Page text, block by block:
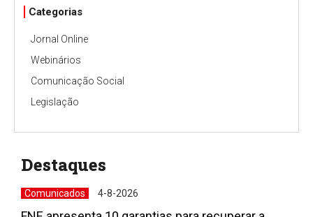
Categorias
Jornal Online
Webinários
Comunicação Social
Legislação
Destaques
Comunicados 4-8-2026